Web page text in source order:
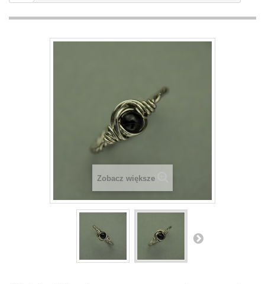
Zobacz większe